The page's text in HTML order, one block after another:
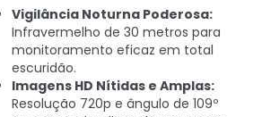
Vigilância Noturna Poderosa:
Infravermelho de 30 metros para
monitoramento eficaz em total
escuridão.
Imagens HD Nítidas e Amplas:
Resolução 720p e ângulo de 109º